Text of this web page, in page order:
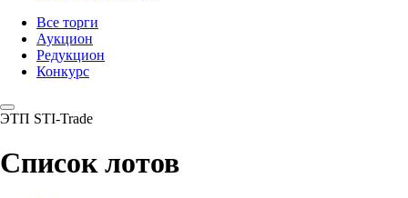
Все торги
Аукцион
Редукцион
Конкурс
ЭТП STI-Trade
Список лотов